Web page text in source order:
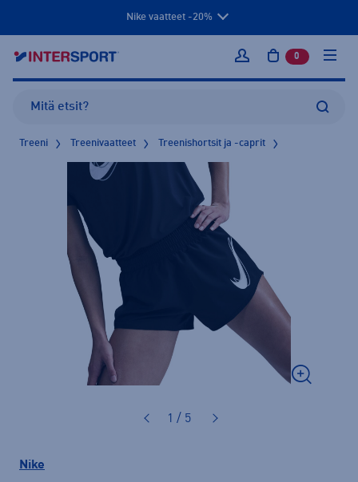
Nike vaatteet -20%
Kirjaudu sisään
0 tuotetta
Treeni Treenivaatteet Treenishortsit ja -caprit
1 / 5
Nike